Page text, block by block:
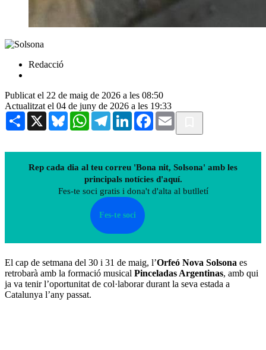
Redacció
Publicat el 22 de maig de 2026 a les 08:50
Actualitzat el 04 de juny de 2026 a les 19:33
Share X BlueskyWhatsAppTelegramLinkedInFacebook
Email
Rep cada dia al teu correu 'Bona nit, Solsona' amb les
principals notícies d'aquí.
Fes-te soci gratis i dona't d'alta al butlletí
Fes-te soci
El cap de setmana del 30 i 31 de maig, l’Orfeó Nova Solsona es
retrobarà amb la formació musical Pinceladas Argentinas, amb qui
ja va tenir l’oportunitat de col·laborar durant la seva estada a
Catalunya l’any passat.